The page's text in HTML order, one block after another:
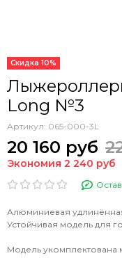
Скидка 10%
Long №3
Артикул: 065-000-3L
20 160 руб
Экономия 2 240 руб
Алюминиевая
Устойчивая модель для
Модель